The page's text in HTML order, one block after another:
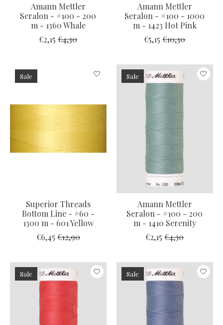
Amann Mettler
Seralon - #100 - 200
m - 1360 Whale
€2,15 €4,30
Amann Mettler
Seralon - #100 - 1000
m - 1423 Hot Pink
€5,15 €10,30
Sale
Superior Threads
Bottom Line - #60 -
1300 m - 601 Yellow
€6,45 €12,90
Sale
Amann Mettler
Seralon - #100 - 200
m - 1410 Serenity
€2,15 €4,30
Sale Sale